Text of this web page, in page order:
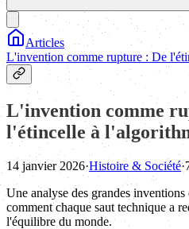
Articles
L'invention comme rupture : De
L'invention comme
l'étincelle à
14 janvier 2026·Histoire & Société·
Une analyse des grandes
comment chaque saut technique a
l'équilibre du monde.